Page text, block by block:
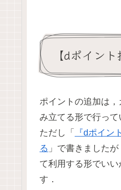
【dポイン
ポイントの追加は
み立てる形で行って
ただし「
『dポイ
る 」で書きました
て利用する形でい
す．